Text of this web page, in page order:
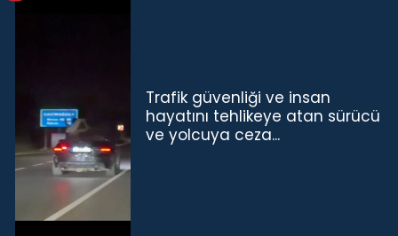
Trafik güvenliği ve insan
hayatını tehlikeye atan sürücü
ve yolcuya ceza...